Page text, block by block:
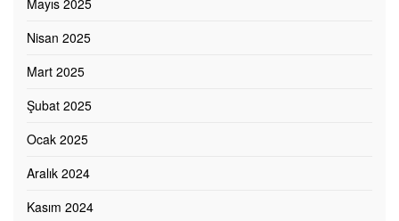
Nisan 2025
Mart 2025
Şubat 2025
Ocak 2025
Aralık 2024
Kasım 2024